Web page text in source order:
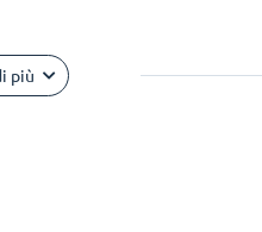
più